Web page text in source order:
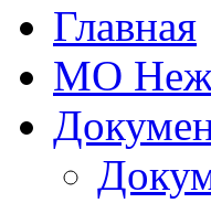
Главная
МО